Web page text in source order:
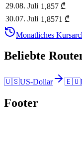
29.08. Juli 1,857 ₾
30.07. Juli 1,8571 ₾
Monatliches
Beliebte
🇺🇸US-Dollar 🇪🇺
Footer